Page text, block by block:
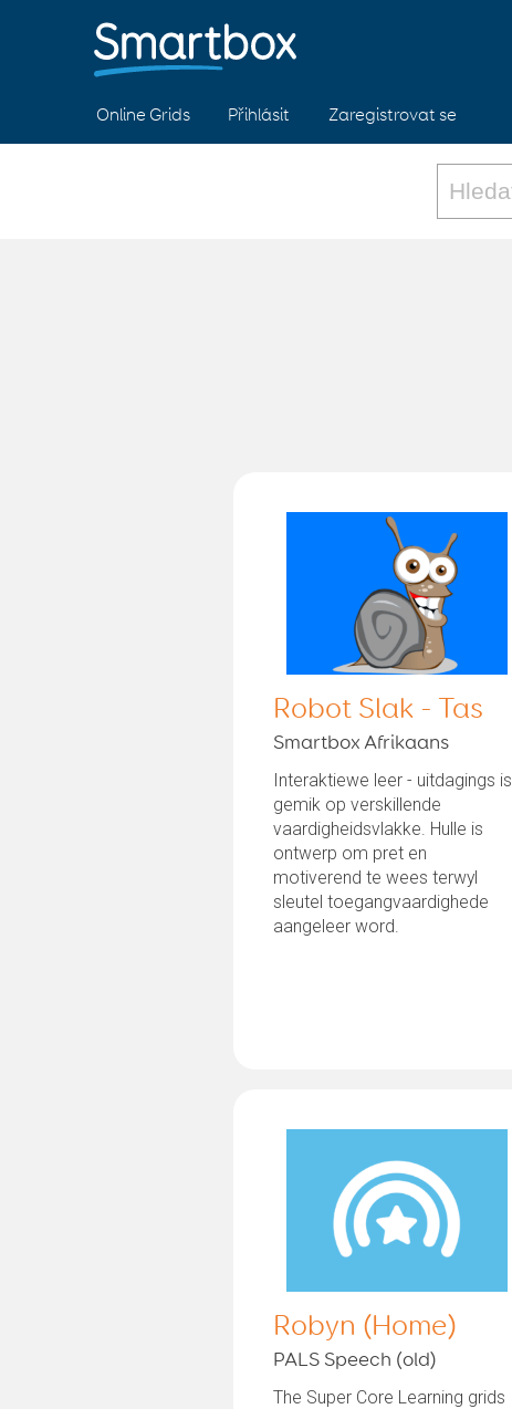
Online Grids Přihlásit Zaregistrovat se
Robot Slak - Tas
Smartbox Afrikaans
Interaktiewe leer - uitdagings is
gemik op verskillende
vaardigheidsvlakke. Hulle is
ontwerp om pret en
motiverend te wees terwyl
sleutel toegangvaardighede
aangeleer word.
Robyn (Home)
PALS Speech (old)
The Super Core Learning grids